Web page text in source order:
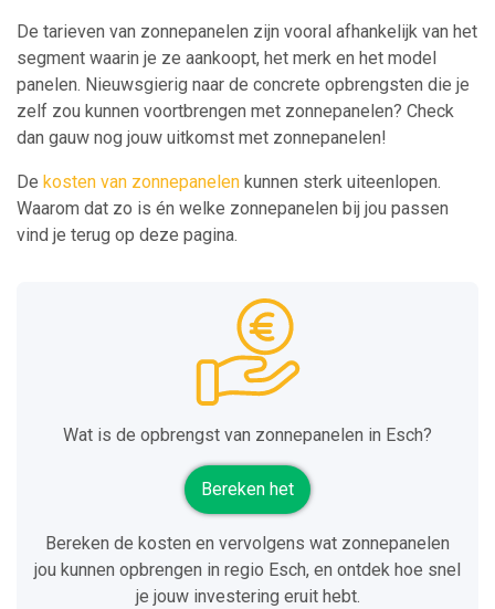
De tarieven van zonnepanelen zijn vooral afhankelijk van het
segment waarin je ze aankoopt, het merk en het model
panelen. Nieuwsgierig naar de concrete opbrengsten die je
zelf zou kunnen voortbrengen met zonnepanelen? Check
dan gauw nog jouw uitkomst met zonnepanelen!
De kosten van zonnepanelen kunnen sterk uiteenlopen.
Waarom dat zo is én welke zonnepanelen bij jou passen
vind je terug op deze pagina.
Wat is de opbrengst van zonnepanelen in Esch?
Bereken het
Bereken de kosten en vervolgens wat zonnepanelen
jou kunnen opbrengen in regio Esch, en ontdek hoe snel
je jouw investering eruit hebt.